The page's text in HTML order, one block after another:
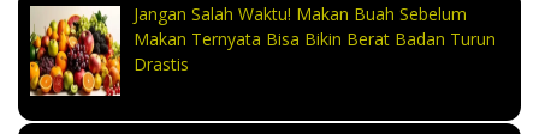
Jangan Salah Waktu! Makan Buah Sebelum
Makan Ternyata Bisa Bikin Berat Badan Turun
Drastis